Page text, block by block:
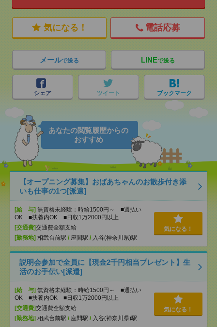
気になる！ 電話応募
メールで送る LINEで送る
シェア ツイート ブックマーク
あなたの閲覧履歴からの
おすすめ
【オープニング募集】おばあちゃんのお散歩付き添
いも仕事の1つ[派遣]
[給 与] 無資格未経験：時給1500円～ ■週払い
OK ■扶養内OK ■日収1万2000円以上
[交通費]交通費全額支給
[勤務地] 相武台前駅 / 座間駅 / 入谷(神奈川県)駅
気になる！
説明会参加で全員に【現金2千円相当プレゼント】生
活のお手伝い[派遣]
[給 与] 無資格未経験：時給1500円～ ■週払い
OK ■扶養内OK ■日収1万2000円以上
[交通費]交通費全額支給
[勤務地] 相武台前駅 / 座間駅 / 入谷(神奈川県)駅
気になる！